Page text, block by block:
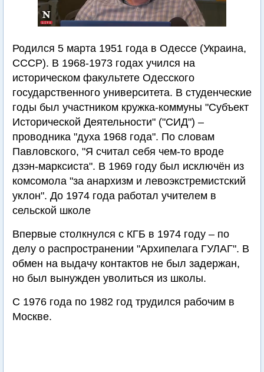
Родился 5 марта 1951 года в Одессе (Украина,
СССР). В 1968-1973 годах учился на
историческом факультете Одесского
государственного университета. В студенческие
годы был участником кружка-коммуны "Субъект
Исторической Деятельности" ("СИД") –
проводника "духа 1968 года". По словам
Павловского, "Я считал себя чем-то вроде
дзэн-марксиста". В 1969 году был исключён из
комсомола "за анархизм и левоэкстремистский
уклон". До 1974 года работал учителем в
сельской школе
Впервые столкнулся с КГБ в 1974 году – по
делу о распространении "Архипелага ГУЛАГ". В
обмен на выдачу контактов не был задержан,
но был вынужден уволиться из школы.
С 1976 года по 1982 год трудился рабочим в
Москве.